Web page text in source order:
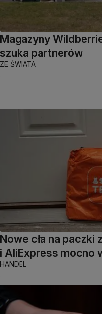
Magazyny
szuka partnerów
ZE ŚWIATA
Nowe cła na paczki
i AliExpress mocno
HANDEL